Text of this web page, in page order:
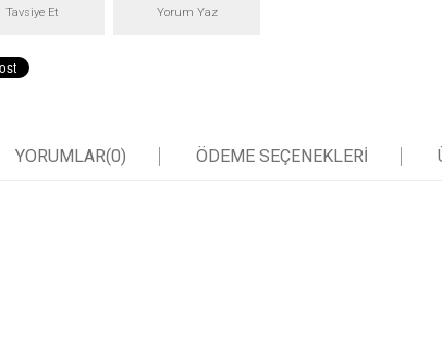
Tavsiye Et Yorum Yaz
YORUMLAR(0) ÖDEME SEÇENEKLERI